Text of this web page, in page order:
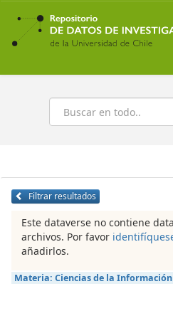
Ir
contenido
principal
Buscar
Filtrar resultados
Este dataverse no contiene
archivos. Por favor
añadirlos.
Materia: Ciencias de la